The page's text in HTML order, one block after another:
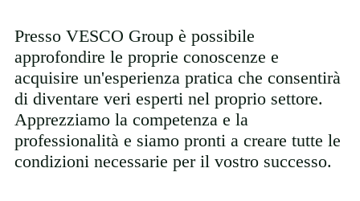
Presso VESCO Group è possibile
approfondire le proprie conoscenze e
acquisire un'esperienza pratica che consentirà
di diventare veri esperti nel proprio settore.
Apprezziamo la competenza e la
professionalità e siamo pronti a creare tutte le
condizioni necessarie per il vostro successo.